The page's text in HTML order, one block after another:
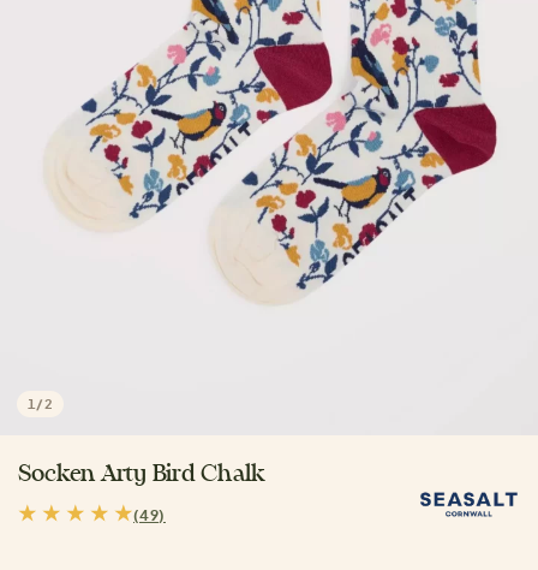
1 /2
Socken Arty Bird Chalk
(49)